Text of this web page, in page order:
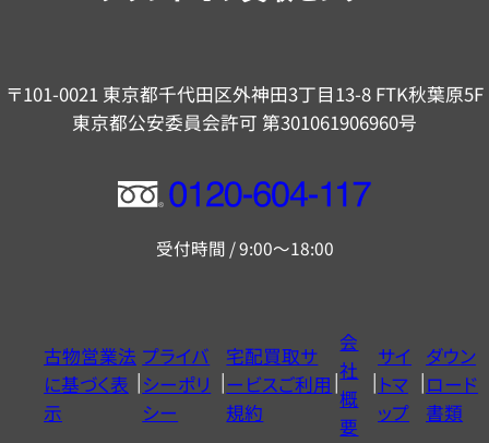
〒101-0021 東京都千代田区外神田3丁目13-8 FTK秋葉原5F
東京都公安委員会許可 第301061906960号
フ
ー
ヤ
ル
0120604117
受付時間 / 9:00～18:00
古物営業法
に基づく表
示
プライバ
シーポリ
シー
宅配買取サ
ービスご利用
規約
会
社
概
要
サイ
トマ
ップ
ダウン
ロード
書類